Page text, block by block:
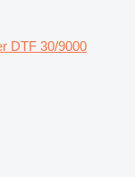
DTF 30/9000